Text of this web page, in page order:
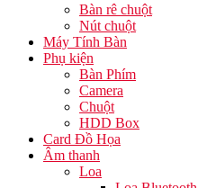
Bàn rê chuột
Nút chuột
Máy Tính Bàn
Phụ kiện
Bàn Phím
Camera
Chuột
HDD Box
Card Đồ Họa
Âm thanh
Loa